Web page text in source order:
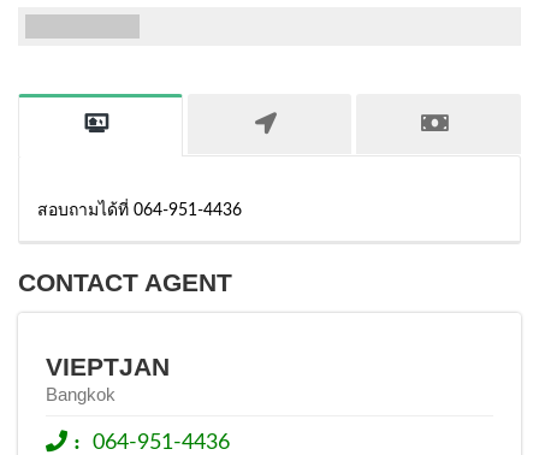
สอบถามได้ที่ 064-951-4436
CONTACT AGENT
VIEPTJAN
Bangkok
: 064-951-4436